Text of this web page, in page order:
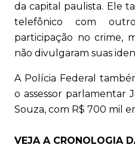
da capital paulista. Ele
telefônico com
participação no crime,
não divulgaram suas
A Polícia Federal
o assessor parlamentar
Souza, com R$ 700 mil
VEJA A CRONOLOGIA